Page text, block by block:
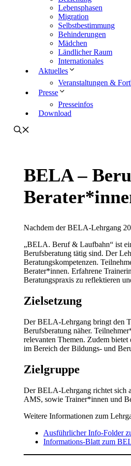
Lebensphasen
Migration
Selbstbestimmung
Behinderungen
Mädchen
Ländlicher Raum
Internationales
Aktuelles
Veranstaltungen &
Presse
Presseinfos
Download
BELA –
Nachdem der BELA-Lehrgang
„BELA. Beruf & Laufbahn“ ist
Berufsberatung tätig sind. Der
Beratungskompetenzen.
Berater*innen. Erfahrene
Beratungspraxis zu reflektieren
Zielsetzung
Der BELA-Lehrgang bringt den
Berufsberatung näher.
relevanten Themen. Zudem
im Bereich der Bildungs- und
Zielgruppe
Der BELA-Lehrgang richtet sich
AMS, sowie Trainer*innen und
Weitere Informationen zum
Ausführlicher Info-Folder
Informations-Blatt zum